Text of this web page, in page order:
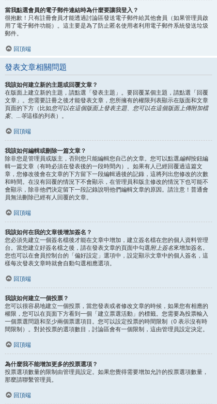
當我點選會員的電子郵件連結時為什麼要讓我登入？
很抱歉！只有註冊會員才能透過討論區發送電子郵件給其他會員（如果管理員啟
用了電子郵件功能）。這主要是為了防止匿名使用者利用電子郵件系統發送垃圾
郵件。
回頂端
發表文章相關問題
我該如何建立新的主題或回覆文章？
在版面上建立新的主題，請點選「發表主題」。要回覆某個主題，請點選「回覆
文章」。您需要註冊之後才能發表文章，您所擁有的權限列表顯示在版面和文章
頁面的下方（比如您可以在這個版面上發表主題、您可以在這個版面上傳附加檔
案、...等這樣的列表）。
回頂端
我該如何編輯或刪除一篇文章？
除非您是管理員或版主，否則您只能編輯您自己的文章。您可以點選編輯按鈕編
輯一篇文章（有時必須在發表後的一段時間內）。如果有人已經回覆過這篇文
章，您修改後會在文章的下方留下一段編輯過後的記錄，這將列出您修改的次數
和時間。在沒有回覆的情況下不會顯示，在管理員和版主修改的情況下也可能不
會顯示，除非他們決定留下一段記錄說明他們編輯文章的原因。請注意！普通會
員無法刪除已經有人回覆的文章。
回頂端
我該如何在我的文章後增加簽名？
您必須先建立一個簽名檔後才能在文章中增加，建立簽名檔在您的個人資料管理
台。當您建立好簽名檔之後，請在發表文章的頁面中勾選附上簽名來增加簽名。
您也可以在會員控制台的「偏好設定」選項中，設定顯示文章中的個人簽名，這
樣每次發表文章時就會自動勾選相應選項。
回頂端
我該如何建立一個投票？
您可以很容易地建立一個投票，當您發表或者修改文章的時候，如果您有相應的
權限，您可以在頁面下方看到一個「建立票選活動」的標籤。您需要為投票輸入
一個票選問題和至少兩個票選項目。您可以設定投票的時間限制（0 表示沒有時
間限制）。對於投票的選項數目，討論區會有一個限制，這由管理員設定決定。
回頂端
為什麼我不能增加更多的投票選項？
投票選項數量的限制由管理員設定。如果您覺得需要增加允許的投票選項數量，
那麼請聯繫管理員。
回頂端